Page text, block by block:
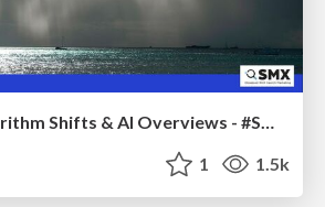
Navigating Algorithm Shifts & AI Overviews - #SMXNext
1 1.5k